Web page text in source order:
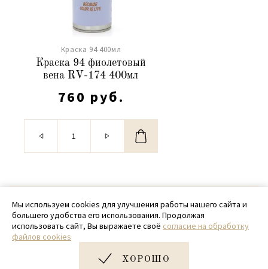
Краска 94 400мл
Краска 94 фиолетовый
вена RV-174 400мл
760 руб.
© 2020 - 2026 SamPack
+ 7 (918) 699-97-87
zakaz@sampack.store
Дизайн и разработка сайта
Мы используем cookies для улучшения работы нашего сайта и
большего удобства его использования. Продолжая
использовать сайт, Вы выражаете своё согласие на обработку
файлов cookies
ХОРОШО